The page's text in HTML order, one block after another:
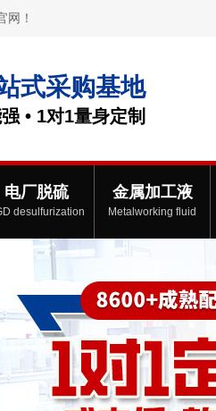
网！
式采购基地
• 1对1量身定制
电厂脱硫
desulfurization
金属加工液
Metalworking fluid